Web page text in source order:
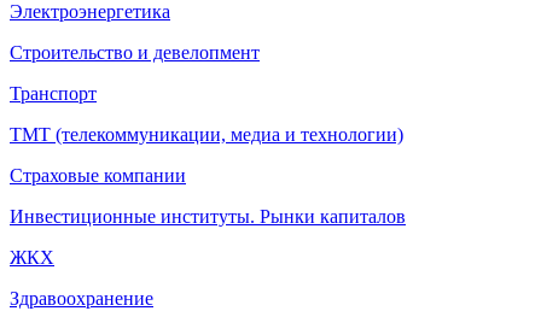
Электроэнергетика
Строительство и девелопмент
Транспорт
ТМТ (телекоммуникации, медиа и технологии)
Страховые компании
Инвестиционные институты. Рынки капиталов
ЖКХ
Здравоохранение